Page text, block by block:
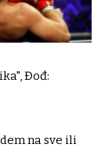
Đođ:
na sve ili